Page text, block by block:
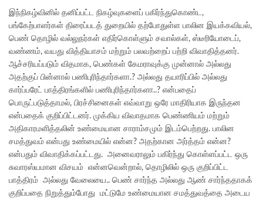
இந்நிகழ்வினில் தனிப்பட்ட நிகழ்வுகளைப் பகிர்ந்துகொண்ட,
பங்கேற்பாளர்கள் திரைப்படத் துறையில் தற்போதுள்ள பாலின இயக்கவியல்,
பெண் தொழில் வல்லுநர்கள் எதிர்கொள்ளும் சவால்கள், ஸ்டீரியோடைப்,
வண்ணம், வயது வித்தியாசம் மற்றும் பலவற்றைப் பற்றி விவாதித்தனர்.
ஆச்சரியப்படும் விதமாக, பெண்கள் கேமராவுக்கு முன்னால் அல்லது
அதற்குப் பின்னால் பணிபுரிந்தார்களா.? அல்லது தயாரிப்பில் அல்லது
கார்ப்பரேட் பாத்திரங்களில் பணிபுரிந்தார்களா..? என்பதைப்
பொருட்படுத்தாமல், பிரச்சினைகள் எவ்வாறு ஒரே மாதிரியாக இருந்தன
என்பதைக் குறிப்பிட்டனர். முக்கிய விவாதமாக பெண்ணியம் மற்றும்
அதிகாரமளித்தலின் உண்மையான சாராம்சமும் இடம்பெற்றது. பாலின
சமத்துவம் என்பது உண்மையில் என்ன? அதற்கான அர்த்தம் என்ன?
என்பதும் விவாதிக்கப்பட்டது. அனைவராலும் பகிர்ந்து கொள்ளப்பட்ட ஒரு
சுவாரஸ்யமான விசயம் என்னவென்றால், தொழிலில் ஒரு குறிப்பிட்ட
பாத்திரம் அல்லது வேலையை.. பெண் சார்ந்த அல்லது ஆண் சார்ந்ததாகக்
குறிப்பதை நிறுத்தும்போது மட்டுமே உண்மையான சமத்துவத்தை அடைய